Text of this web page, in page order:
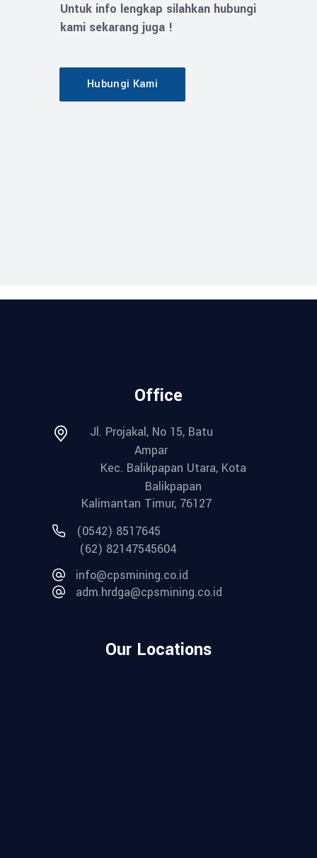
Untuk info lengkap silahkan hubungi
kami sekarang juga !
Hubungi Kami
Office
Jl. Projakal, No 15, Batu
Ampar
Kec. Balikpapan Utara, Kota
Balikpapan
Kalimantan Timur, 76127
(0542) 8517645
(62) 82147545604
info@cpsmining.co.id
adm.hrdga@cpsmining.co.id
Our Locations